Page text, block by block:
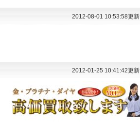
2012-08-01 10:53:58更新
2012-01-25 10:41:42更新